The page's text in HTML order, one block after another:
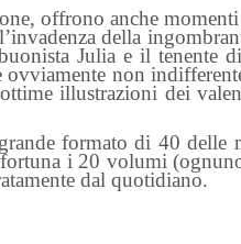
offrono anche
della
Julia e il tenente
ovviamente non
illustrazioni dei
formato di 40 delle
i 20 volumi
dal quotidiano.